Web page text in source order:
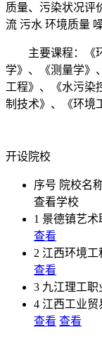
质量、污染状况评
流 污水 环境质量
主要课程：《环
学》、《测量学》
工程》、《水污染
制技术》、《环境
开设院校
序号 院校名
查看学校
1 景德镇艺术
查看
2 江西环境工
查看
3 九江理工职
4 江西工业贸
查看 查看